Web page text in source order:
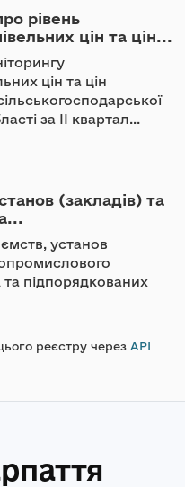
рівень
цін та цін...
цін та цін
за ІІ квартал...
(закладів) та
установ
підпорядкованих
реєстру через API